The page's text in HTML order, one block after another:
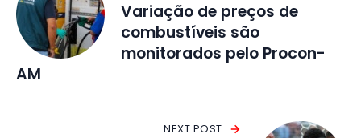
Variação de preços de
combustíveis são
monitorados pelo Procon-
AM
NEXT POST